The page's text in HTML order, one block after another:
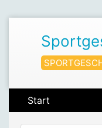
Start